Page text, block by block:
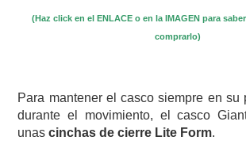
(Haz click en el ENLACE o en la IMAGEN para
comprarlo)
Para mantener el casco siempre en su
durante el movimiento, el casco
unas cinchas de cierre Lite Form.